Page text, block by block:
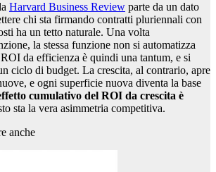
Harvard Business Review parte da un dato
chi sta firmando contratti pluriennali con
ha un tetto naturale. Una volta
la stessa funzione non si automatizza
da efficienza è quindi una tantum, e si
ciclo di budget. La crescita, al contrario, apre
e ogni superficie nuova diventa la base
cumulativo del ROI da crescita è
sta la vera asimmetria competitiva.
anche